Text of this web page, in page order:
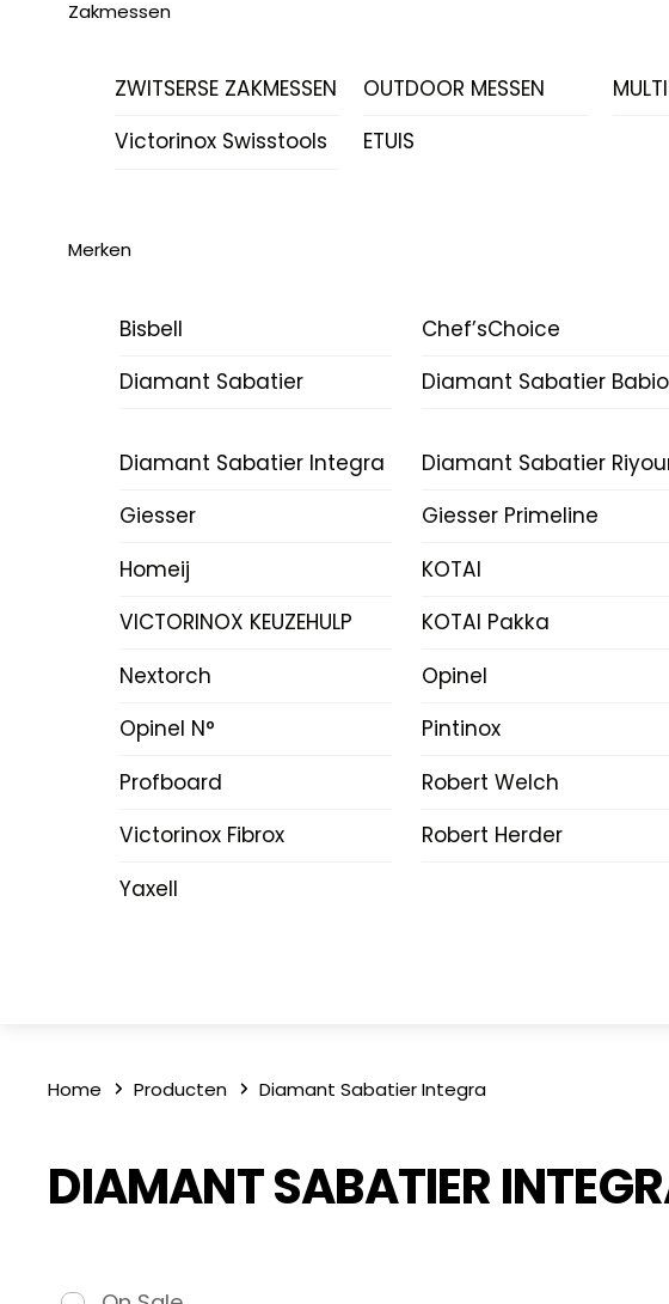
Zakmessen
ZWITSERSE ZAKMESSEN OUTDOOR MESSEN
Victorinox Swisstools
ETUIS
Merken
Bisbell Chef’sChoice
Diamant Sabatier
Diamant Sabatier
Diamant Sabatier Integra Diamant Sabatier
Giesser
Giesser Primeline
Homeij
KOTAI
VICTORINOX KEUZEHULP
KOTAI Pakka
Nextorch
Opinel
Opinel N°
Pintinox
Profboard
Robert Welch
Victorinox Fibrox
Robert Herder
Yaxell
Home Producten Diamant Sabatier Integra
DIAMANT SABATIER